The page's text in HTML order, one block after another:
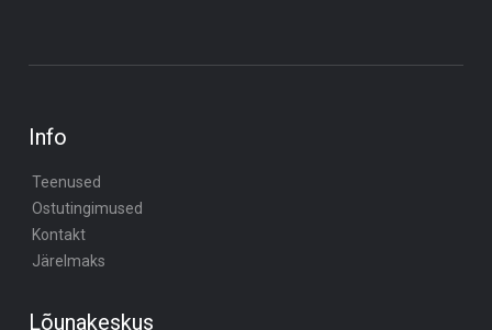
Info
Teenused
Ostutingimused
Kontakt
Järelmaks
Lõunakeskus